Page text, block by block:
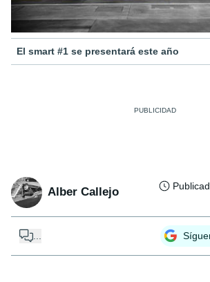
El smart #1 se presentará este año
Alber Callejo